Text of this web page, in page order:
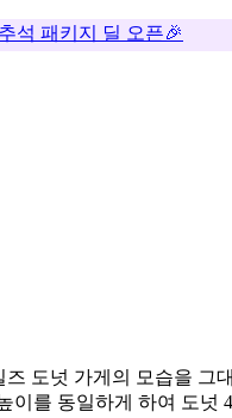
석 패키지 딜 오픈🎉
도넛 가게의 모습을
를 동일하게 하여 도